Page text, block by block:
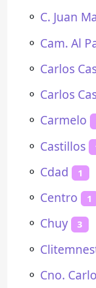
⚬ C. Juan
⚬ Cam. Al
⚬ Carlos
⚬ Carlos
⚬ Carmelo
⚬ Castillos
⚬ Cdad 1
⚬ Centro 1
⚬ Chuy 3
⚬
⚬ Cno.